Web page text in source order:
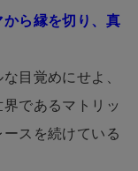
ら縁を切り、真
目覚めにせよ、
であるマトリッ
スを続けている